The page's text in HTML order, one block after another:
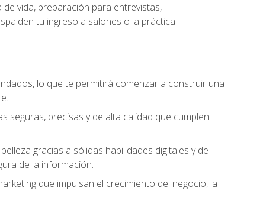
vida, preparación para entrevistas,
tu ingreso a salones o la práctica
lo que te permitirá comenzar a construir una
seguras, precisas y de alta calidad que cumplen
gracias a sólidas habilidades digitales y de
de la información.
que impulsan el crecimiento del negocio, la